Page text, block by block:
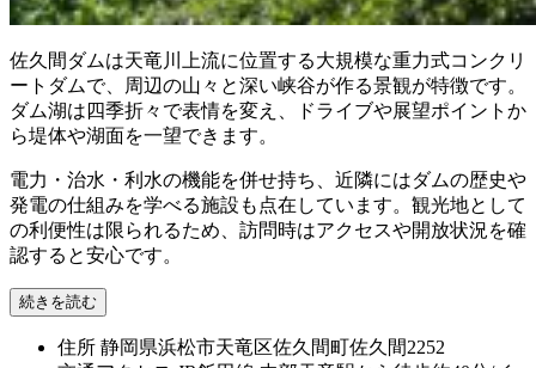
佐久間ダムは天竜川上流に位置する大規模な重力式コンクリ
ートダムで、周辺の山々と深い峡谷が作る景観が特徴です。
ダム湖は四季折々で表情を変え、ドライブや展望ポイントか
ら堤体や湖面を一望できます。
電力・治水・利水の機能を併せ持ち、近隣にはダムの歴史や
発電の仕組みを学べる施設も点在しています。観光地として
の利便性は限られるため、訪問時はアクセスや開放状況を確
認すると安心です。
続きを読む
住所 静岡県浜松市天竜区佐久間町佐久間2252